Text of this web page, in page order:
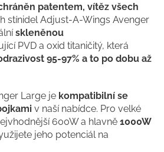
patentem, vítěz všech
stínidel Adjust-A-Wings Avenger
skleněnou
PVD a oxid titaničitý, která
95-97% a to po dobu až
Large je kompatibilní se
v naší nabídce. Pro velké
600W a hlavně 1000W
jeho potenciál na